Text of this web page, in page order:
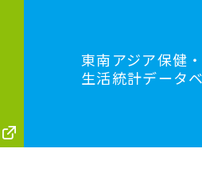
東南アジア保健・
生活統計データ